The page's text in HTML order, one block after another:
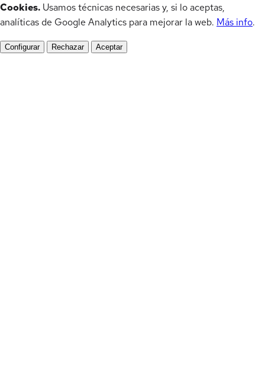
Cookies. Usamos técnicas necesarias y, si lo aceptas,
analíticas de Google Analytics para mejorar la web. Más info.
Configurar Rechazar Aceptar